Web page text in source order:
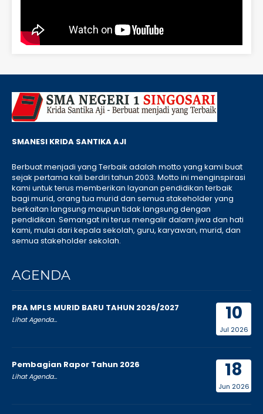
SMANESI KRIDA SANTIKA AJI
Berbuat menjadi yang Terbaik adalah motto yang kami buat
sejak pertama kali berdiri tahun 2003. Motto ini menginspirasi
kami untuk terus memberikan layanan pendidikan terbaik
bagi murid, orang tua murid dan semua stakeholder yang
berkaitan langsung maupun tidak langsung dengan
pendidikan. Semangat ini terus mengalir dalam jiwa dan hati
kami, mulai dari kepala sekolah, guru, karyawan, murid, dan
semua stakeholder sekolah.
AGENDA
10
Jul 2026
PRA MPLS MURID BARU TAHUN 2026/2027
Lihat Agenda...
18
Jun 2026
Pembagian Rapor Tahun 2026
Lihat Agenda...